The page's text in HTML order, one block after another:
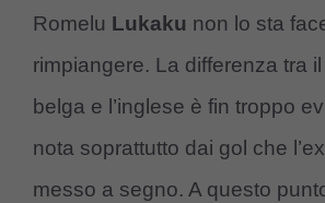
Romelu Lukaku non lo sta
rimpiangere. La differenza tra
belga e l’inglese è fin troppo
nota soprattutto dai gol che
messo a segno. A questo